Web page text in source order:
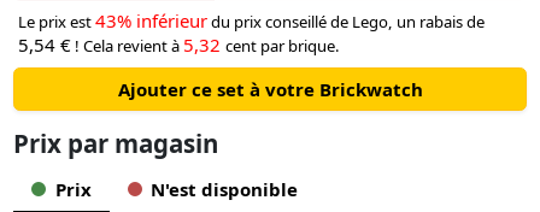
Le prix est43% inférieurdu prix conseillé de Lego, un rabais de
5,54 € ! Cela revient à 5,32 cent par brique.
Ajouter ce set à votre Brickwatch
Prix ​​par magasin
Prix
N'est disponible